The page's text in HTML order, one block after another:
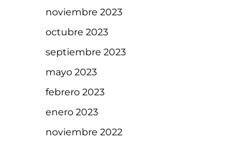
noviembre 2023
octubre 2023
septiembre 2023
mayo 2023
febrero 2023
enero 2023
noviembre 2022